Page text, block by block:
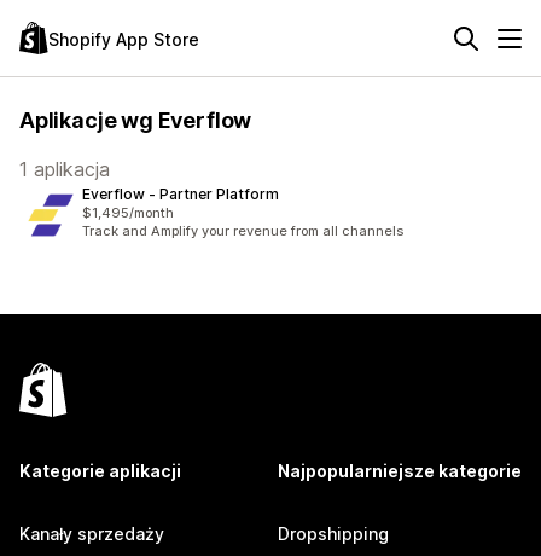
Shopify App Store
Aplikacje wg Everflow
1 aplikacja
Everflow ‑ Partner Platform
$1,495/month
Track and Amplify your revenue from all channels
Kategorie aplikacji
Kanały sprzedaży
Najpopularniejsze kategorie
Dropshipping